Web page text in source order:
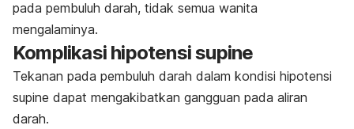
pada pembuluh darah, tidak semua wanita
mengalaminya.
Komplikasi hipotensi supine
Tekanan pada pembuluh darah dalam kondisi hipotensi
supine dapat mengakibatkan gangguan pada aliran
darah.